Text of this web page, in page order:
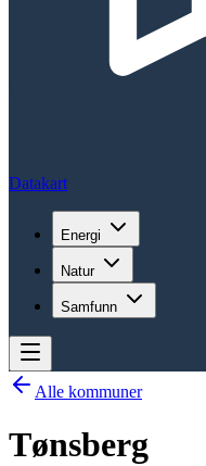
Datakart
Energi
Natur
Samfunn
Alle kommuner
Tønsberg